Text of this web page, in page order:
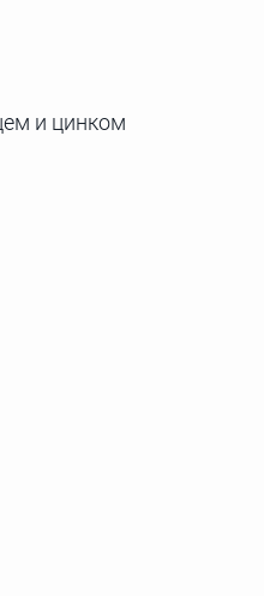
и цинком